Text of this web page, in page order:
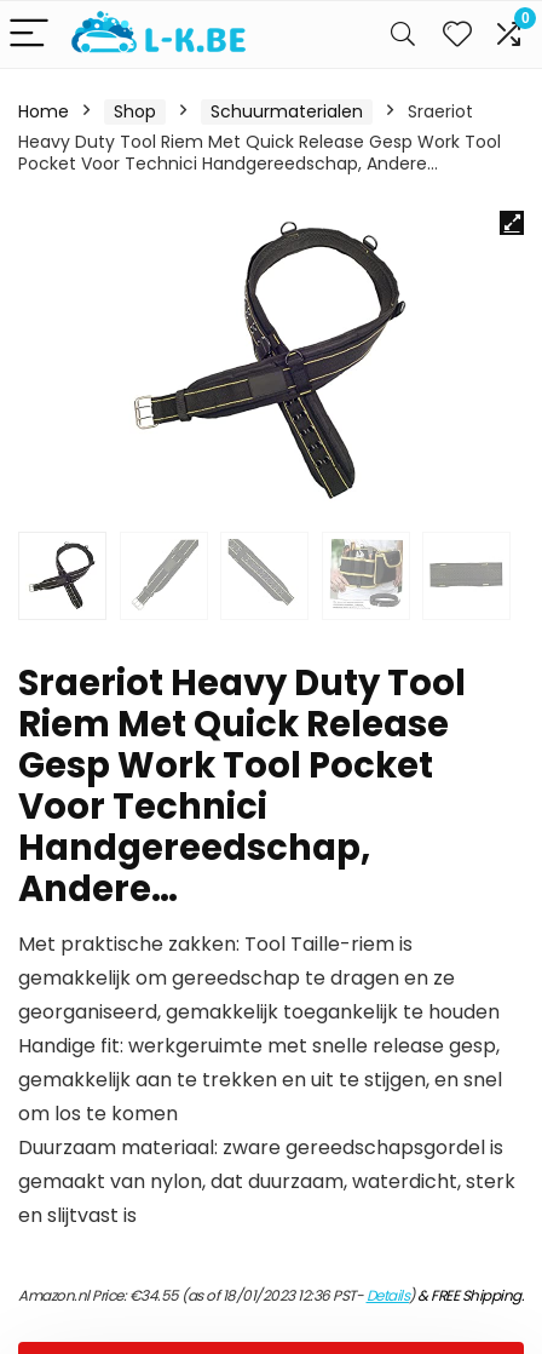
0
Home Shop Schuurmaterialen
Sraeriot
Heavy Duty Tool Riem Met Quick Release Gesp Work Tool
Pocket Voor Technici Handgereedschap, Andere…
Sraeriot Heavy Duty Tool
Riem Met Quick Release
Gesp Work Tool Pocket
Voor Technici
Handgereedschap,
Andere…
Met praktische zakken: Tool Taille-riem is
gemakkelijk om gereedschap te dragen en ze
georganiseerd, gemakkelijk toegankelijk te houden
Handige fit: werkgeruimte met snelle release gesp,
gemakkelijk aan te trekken en uit te stijgen, en snel
om los te komen
Duurzaam materiaal: zware gereedschapsgordel is
gemaakt van nylon, dat duurzaam, waterdicht, sterk
en slijtvast is
Amazon.nl Price:€34.55(as of 18/01/2023 12:36 PST-Details)&FREE Shipping.